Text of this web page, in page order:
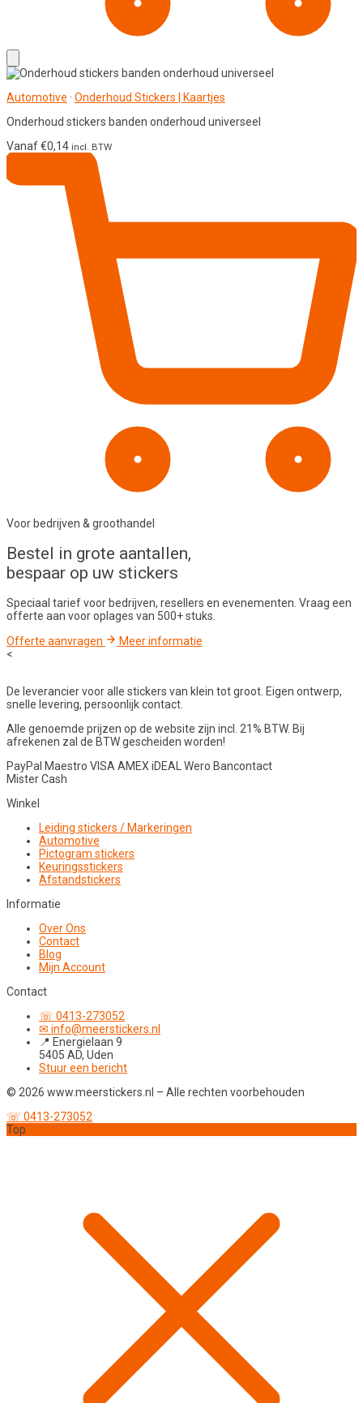
Automotive · Onderhoud Stickers | Kaartjes
Onderhoud stickers banden onderhoud universeel
Vanaf€0,14 incl. BTW
Voor bedrijven & groothandel
Bestel in grote aantallen,
bespaar op uw stickers
Speciaal tarief voor bedrijven, resellers en evenementen. Vraag een
offerte aan voor oplages van 500+ stuks.
Offerte aanvragen
Meer informatie
<
De leverancier voor alle stickers van klein tot groot. Eigen ontwerp,
snelle levering, persoonlijk contact.
Alle genoemde prijzen op de website zijn incl. 21% BTW. Bij
afrekenen zal de BTW gescheiden worden!
PayPal Maestro VISAAMEXiDEALWero Bancontact
Mister Cash
Winkel
Leiding stickers / Markeringen
Automotive
Pictogram stickers
Keuringsstickers
Afstandstickers
Informatie
Over Ons
Contact
Blog
Mijn Account
Contact
☏ 0413-273052
✉ info@meerstickers.nl
📍 Energielaan 9
5405 AD, Uden
Stuur een bericht
© 2026 www.meerstickers.nl – Alle rechten voorbehouden
☏ 0413-273052
Top